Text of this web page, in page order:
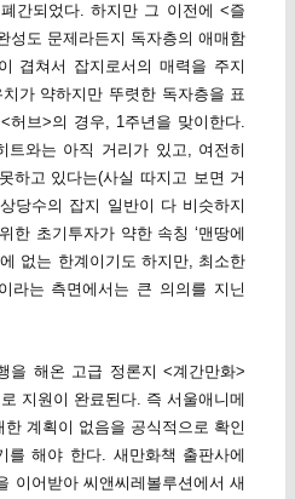
간되었다. 하지만 그 이전에 <즐
성도 문제라든지 독자층의 애매함
겹쳐서 잡지로서의 매력을 주지
가 약하지만 뚜렷한 독자층을 표
허브>의 경우, 1주년을 맞이한다.
와는 아직 거리가 있고, 여전히
하고 있다는(사실 따지고 보면 거
당수의 잡지 일반이 다 비슷하지
한 초기투자가 약한 속칭 ‘맨땅에
없는 한계이기도 하지만, 최소한
라는 측면에서는 큰 의의를 지닌
을 해온 고급 정론지 <계간만화>
지원이 완료된다. 즉 서울애니메
계획이 없음을 공식적으로 확인
를 해야 한다. 새만화책 출판사에
이어받아 씨앤씨레볼루션에서 새